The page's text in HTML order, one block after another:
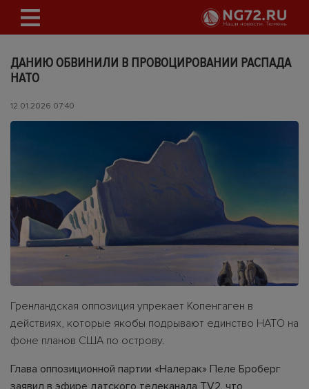
ДАНИЮ ОБВИНИЛИ В ПРОВОЦИРОВАНИИ РАСПАДА
НАТО
12.01.2026 07:40
Гренландская оппозиция упрекает Копенгаген в
действиях, которые якобы подрывают единство НАТО на
фоне планов США по острову.
Глава оппозиционной партии «Налерак» Пеле Броберг
заявил в эфире датского телеканала TV2, что